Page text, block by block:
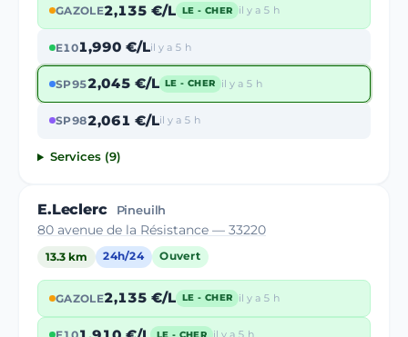
GAZOLE2,135 €/L LE - CHER il y a 5 h
E101,990 €/Lil y a 5 h
SP952,045 €/L LE - CHER il y a 5 h
SP982,061 €/Lil y a 5 h
Services (9)
E.Leclerc Pineuilh
80 avenue de la Résistance — 33220
13.3 km 24h/24 Ouvert
GAZOLE2,135 €/L LE - CHER il y a 5 h
LE - CHER